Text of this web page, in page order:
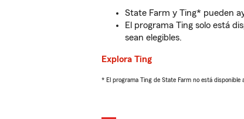
State Farm y Ting* pueden
El programa Ting solo está
sean elegibles.
Explora Ting
* El programa Ting de State Farm no está disponible